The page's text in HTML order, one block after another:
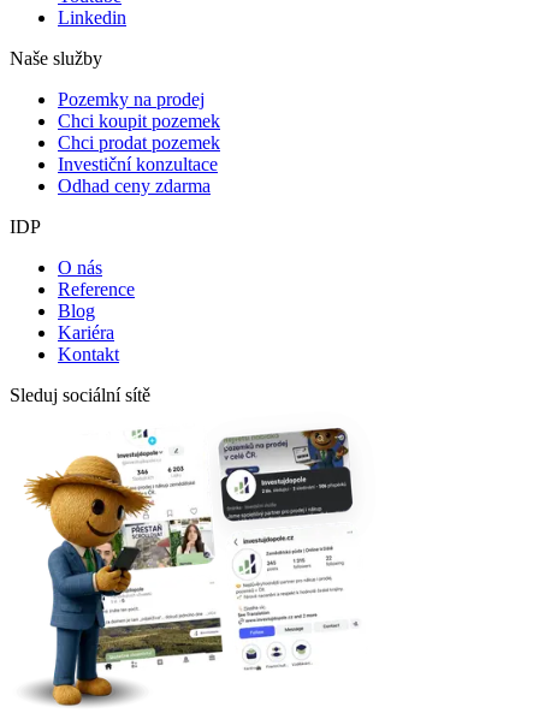
Linkedin
Naše služby
Pozemky na prodej
Chci koupit pozemek
Chci prodat pozemek
Investiční konzultace
Odhad ceny zdarma
IDP
O nás
Reference
Blog
Kariéra
Kontakt
Sleduj sociální sítě